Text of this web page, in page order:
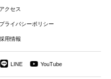
アクセス
プライバシーポリシー
用情報
LINE YouTube